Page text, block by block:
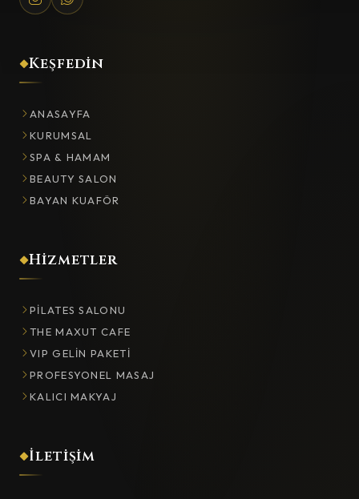
Keşfedin
ANASAYFA
KURUMSAL
SPA & HAMAM
BEAUTY SALON
BAYAN KUAFÖR
Hizmetler
PILATES SALONU
THE MAXUT CAFE
VIP GELIN PAKETI
PROFESYONEL MASAJ
KALICI MAKYAJ
İletişim